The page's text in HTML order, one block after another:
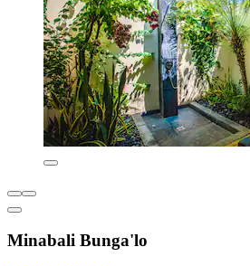
Minabali Bunga'lo